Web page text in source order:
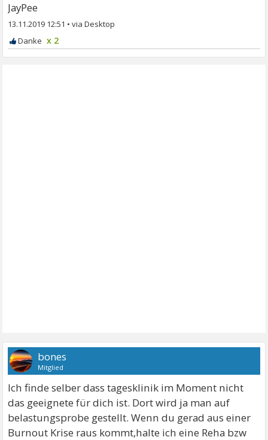
JayPee
13.11.2019 12:51 •
x 2
bones
Mitglied
Ich finde selber dass tagesklinik im Moment nicht
das geeignete für dich ist. Dort wird ja man auf
belastungsprobe gestellt. Wenn du gerad aus einer
Burnout Krise raus kommt,halte ich eine Reha bzw